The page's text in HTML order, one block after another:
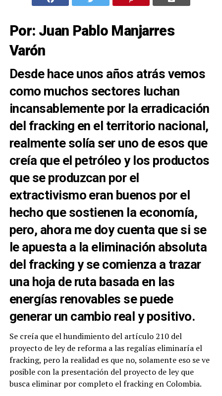
Por: Juan Pablo Manjarres
Varón
Desde hace unos años atrás vemos
como muchos sectores luchan
incansablemente por la erradicación
del fracking en el territorio nacional,
realmente solía ser uno de esos que
creía que el petróleo y los productos
que se produzcan por el
extractivismo eran buenos por el
hecho que sostienen la economía,
pero, ahora me doy cuenta que si se
le apuesta a la eliminación absoluta
del fracking y se comienza a trazar
una hoja de ruta basada en las
energías renovables se puede
generar un cambio real y positivo.
Se creía que el hundimiento del artículo 210 del
proyecto de ley de reforma a las regalías eliminaría el
fracking, pero la realidad es que no, solamente eso se ve
posible con la presentación del proyecto de ley que
busca eliminar por completo el fracking en Colombia.